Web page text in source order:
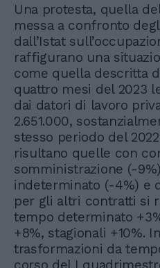
Una protesta, quella
messa a confronto
dall’Istat
raffigurano una
come quella descritta
quattro mesi del 2023
dai datori di lavoro
2.651.000,
stesso periodo del
risultano quelle con
somministrazione (-
indeterminato (-4%) e
per gli altri contratti si
tempo determinato
+8%, stagionali +10%.
trasformazioni da